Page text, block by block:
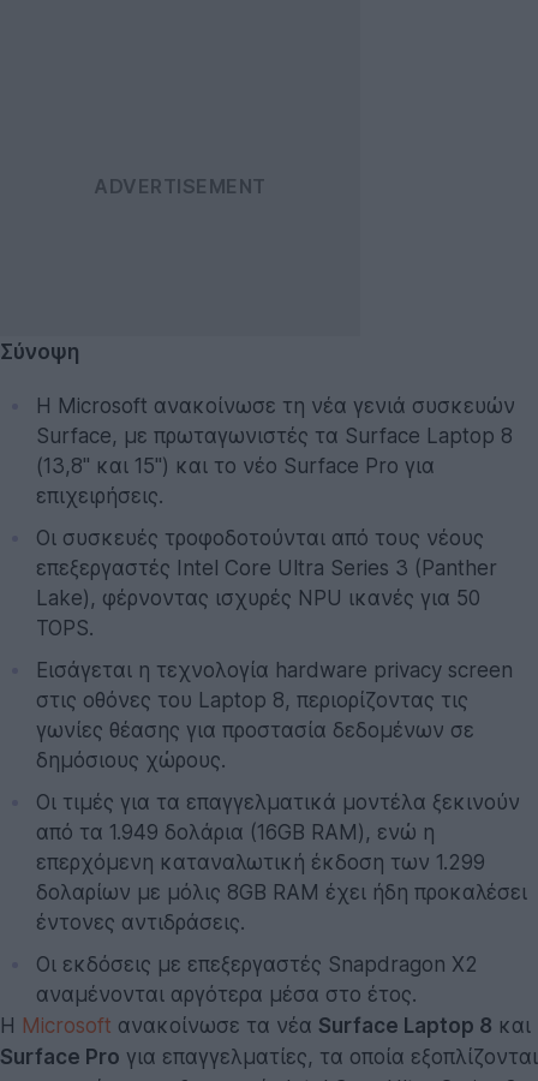
Σύνοψη
Η Microsoft ανακοίνωσε τη νέα γενιά συσκευών
Surface, με πρωταγωνιστές τα Surface Laptop 8
(13,8" και 15") και το νέο Surface Pro για
επιχειρήσεις.
Οι συσκευές τροφοδοτούνται από τους νέους
επεξεργαστές Intel Core Ultra Series 3 (Panther
Lake), φέρνοντας ισχυρές NPU ικανές για 50
TOPS.
Εισάγεται η τεχνολογία hardware privacy screen
στις οθόνες του Laptop 8, περιορίζοντας τις
γωνίες θέασης για προστασία δεδομένων σε
δημόσιους χώρους.
Οι τιμές για τα επαγγελματικά μοντέλα ξεκινούν
από τα 1.949 δολάρια (16GB RAM), ενώ η
επερχόμενη καταναλωτική έκδοση των 1.299
δολαρίων με μόλις 8GB RAM έχει ήδη προκαλέσει
έντονες αντιδράσεις.
Οι εκδόσεις με επεξεργαστές Snapdragon X2
αναμένονται αργότερα μέσα στο έτος.
Η Microsoft ανακοίνωσε τα νέα Surface Laptop 8 και
Surface Pro για επαγγελματίες, τα οποία εξοπλίζονται